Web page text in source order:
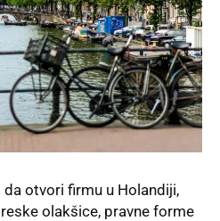
otvori firmu u Holandiji,
olakšice, pravne forme